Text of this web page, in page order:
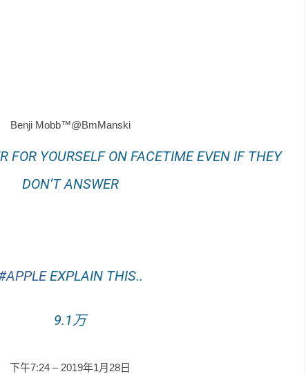
Benji Mobb™@BmManski
FOR YOURSELF ON FACETIME EVEN IF THEY
DON’T ANSWER
APPLEEXPLAIN THIS..
9.1万
下午7:24 – 2019年1月28日